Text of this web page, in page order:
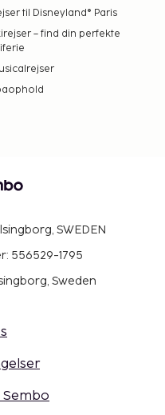
til Disneyland® Paris
– find din perfekte
SWEDEN
556529-1795
Sweden
Sembo